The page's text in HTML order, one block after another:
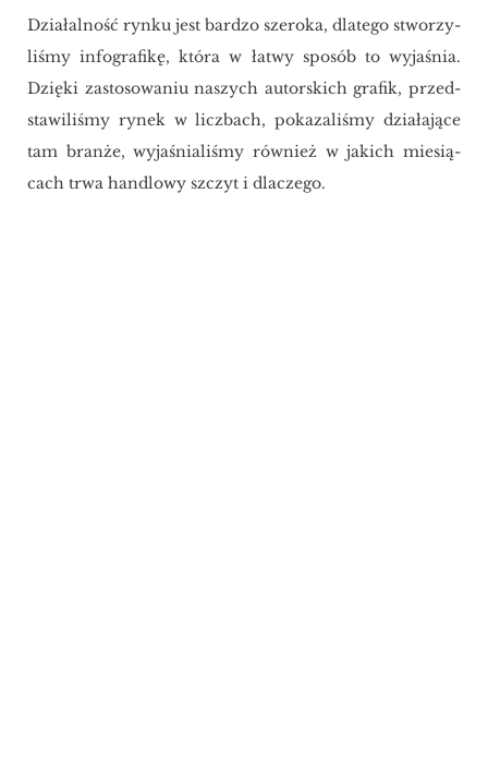
Dzia­łal­ność rynku jest bar­dzo sze­ro­ka, dla­te­go stwo­rzy­
li­śmy in­fo­gra­fi­kę, która w łatwy spo­sób to wy­ja­śnia.
Dzię­ki za­sto­so­wa­niu na­szych au­tor­skich gra­fik, przed­
sta­wi­li­śmy rynek w licz­bach, po­ka­za­li­śmy dzia­ła­ją­ce
tam bran­że, wy­ja­śnia­li­śmy rów­nież w ja­kich mie­sią­
cach trwa han­dlo­wy szczyt i dla­cze­go.